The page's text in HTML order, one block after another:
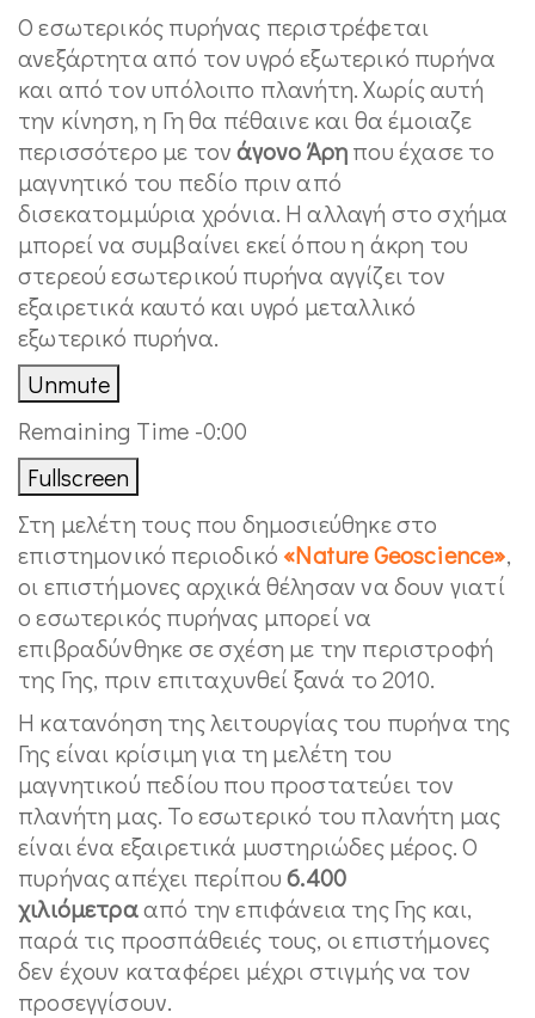
Ο εσωτερικός πυρήνας περιστρέφεται
ανεξάρτητα από τον υγρό εξωτερικό πυρήνα
και από τον υπόλοιπο πλανήτη. Χωρίς αυτή
την κίνηση, η Γη θα πέθαινε και θα έμοιαζε
περισσότερο με τονάγονο Άρηπου έχασε το
μαγνητικό του πεδίο πριν από
δισεκατομμύρια χρόνια. Η αλλαγή στο σχήμα
μπορεί να συμβαίνει εκεί όπου η άκρη του
στερεού εσωτερικού πυρήνα αγγίζει τον
εξαιρετικά καυτό και υγρό μεταλλικό
εξωτερικό πυρήνα.
Unmute
Remaining Time -0:00
Fullscreen
Στη μελέτη τους που δημοσιεύθηκε στο
επιστημονικό περιοδικό «Nature Geoscience»,
οι επιστήμονες αρχικά θέλησαν να δουν γιατί
ο εσωτερικός πυρήνας μπορεί να
επιβραδύνθηκε σε σχέση με την περιστροφή
της Γης, πριν επιταχυνθεί ξανά το 2010.
Η κατανόηση της λειτουργίας του πυρήνα της
Γης είναι κρίσιμη για τη μελέτη του
μαγνητικού πεδίου που προστατεύει τον
πλανήτη μας. Το εσωτερικό του πλανήτη μας
είναι ένα εξαιρετικά μυστηριώδες μέρος. Ο
πυρήνας απέχει περίπου6.400
χιλιόμετρααπό την επιφάνεια της Γης και,
παρά τις προσπάθειές τους, οι επιστήμονες
δεν έχουν καταφέρει μέχρι στιγμής να τον
προσεγγίσουν.